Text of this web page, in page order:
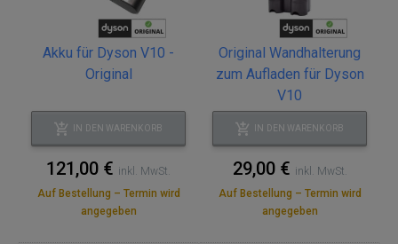
Akku für Dyson V10 -
Original
IN DEN WARENKORB
121,00 € inkl. MwSt.
Auf Bestellung – Termin wird
angegeben
Original Wandhalterung
zum Aufladen für Dyson
V10
IN DEN WARENKORB
29,00 € inkl. MwSt.
Auf Bestellung – Termin wird
angegeben